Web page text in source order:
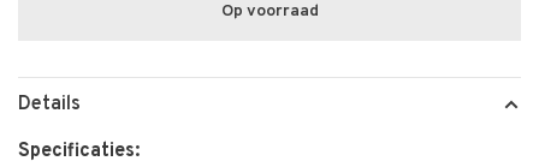
Op voorraad
Details
Specificaties: